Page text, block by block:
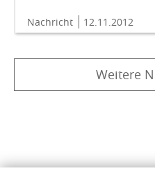
Nachricht 12.11.2012
Weitere